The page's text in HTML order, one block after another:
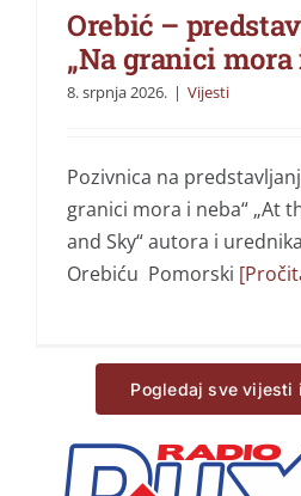
Orebić –
„Na granici mora
8. srpnja 2026. | Vijesti
Pozivnica na
granici mora i neba“ „At
and Sky“ autora i
Orebiću Pomorski
Pogledaj sve vijesti